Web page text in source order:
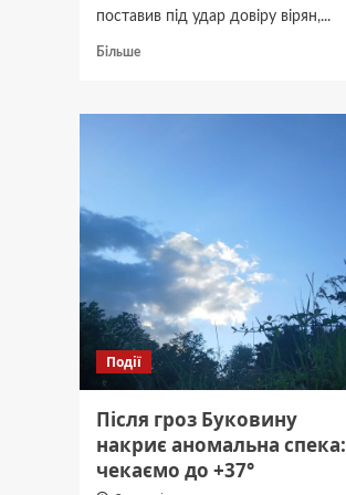
поставив під удар довіру вірян,...
БільшеДокладніше
спритник:
тисяч
гривень,
залишивши
парафіян
з
порожніми
скриньками.
Події
Після гроз Буковину
накриє аномальна спека:
чекаємо до +37°